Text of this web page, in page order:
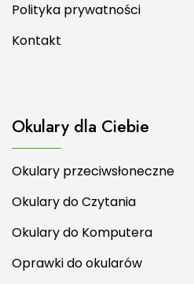
Polityka prywatności
Kontakt
Okulary dla Ciebie
Okulary przeciwsłoneczne
Okulary do Czytania
Okulary do Komputera
Oprawki do okularów